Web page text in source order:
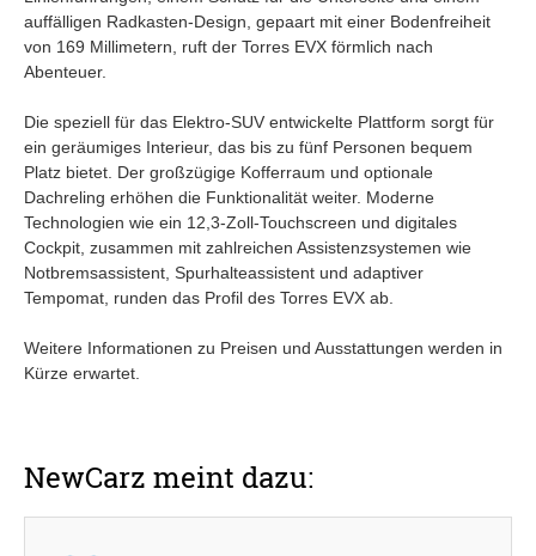
auffälligen Radkasten-Design, gepaart mit einer Bodenfreiheit
von 169 Millimetern, ruft der Torres EVX förmlich nach
Abenteuer.
Die speziell für das Elektro-SUV entwickelte Plattform sorgt für
ein geräumiges Interieur, das bis zu fünf Personen bequem
Platz bietet. Der großzügige Kofferraum und optionale
Dachreling erhöhen die Funktionalität weiter. Moderne
Technologien wie ein 12,3-Zoll-Touchscreen und digitales
Cockpit, zusammen mit zahlreichen Assistenzsystemen wie
Notbremsassistent, Spurhalteassistent und adaptiver
Tempomat, runden das Profil des Torres EVX ab.
Weitere Informationen zu Preisen und Ausstattungen werden in
Kürze erwartet.
NewCarz meint dazu: